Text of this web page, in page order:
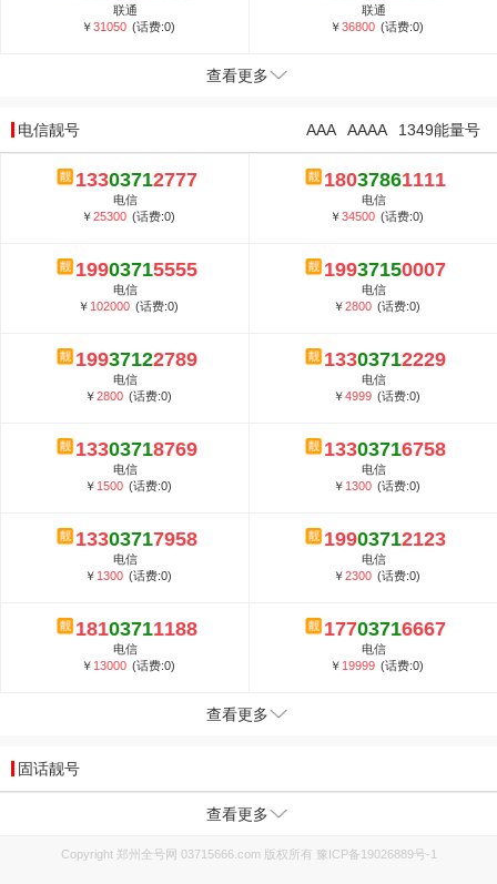
联通
￥31050 (话费:0)
联通
￥36800 (话费:0)
查看更多
电信靓号 1349能量号
AAAA
AAA
13303712777
电信
￥25300 (话费:0)
18037861111
电信
￥34500 (话费:0)
19903715555
电信
￥ 102000 (话费:0)
19937150007
电信
￥2800 (话费:0)
19937122789
电信
￥2800 (话费:0)
13303712229
电信
￥4999 (话费:0)
13303718769
电信
￥ 1500 (话费:0)
13303716758
电信
￥ 1300 (话费:0)
13303717958
电信
￥ 1300 (话费:0)
19903712123
电信
￥2300 (话费:0)
18103711188
电信
￥ 13000 (话费:0)
17703716667
电信
￥ 19999 (话费:0)
查看更多
固话靓号
查看更多
Copyright 郑州全号网 03715666.com 版权所有 豫ICP备19026889号-1